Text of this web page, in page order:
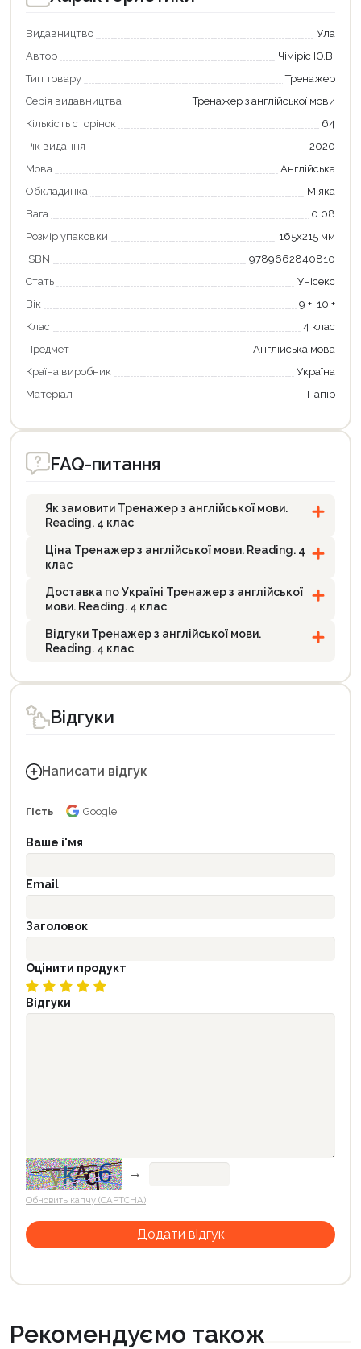
Видавництво
Ула
Автор
Чіміріс Ю.В.
Тип товару
Тренажер
Серія видавництва
Тренажер з англійської мови
Кількість сторінок
64
Рік видання
2020
Мова
Англійська
Обкладинка
М'яка
Вага
0.08
Розмір упаковки
165х215 мм
ISBN
9789662840810
Стать
Унісекс
Вік
9 +, 10 +
Клас
4 клас
Предмет
Англійська мова
Країна виробник
Україна
Матеріал
Папір
FAQ-питання
Як замовити Тренажер з англійської мови.
Reading. 4 клас
Ціна Тренажер з англійської мови. Reading. 4
клас
Доставка по Україні Тренажер з англійської
мови. Reading. 4 клас
Відгуки Тренажер з англійської мови.
Reading. 4 клас
Відгуки
Написати відгук
Гість Google
Ваше і'мя
Email
Заголовок
Оцінити продукт
Відгуки
→
Обновить капчу (CAPTCHA)
Рекомендуємо також